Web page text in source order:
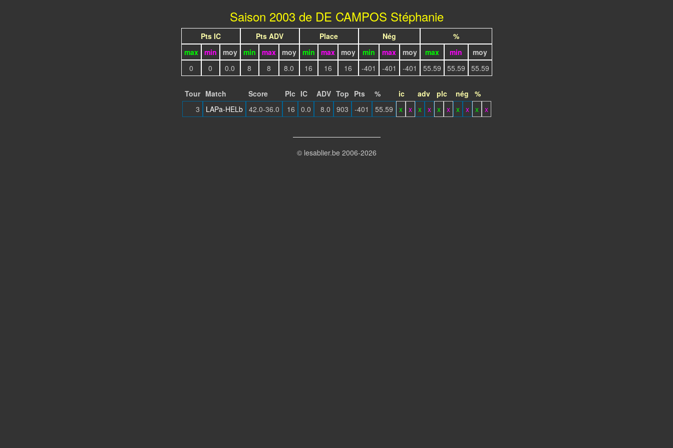
Saison 2003 de DE CAMPOS Stéphanie
Pts IC Pts ADV Place Nég
%
max
min moy min max moy min max moy min max moy max min
moy
0
0 0.0 8 8 8.0 16 16 16 -401 -401 -401 55.59 55.59 55.59
Tour Match Score Plc IC ADV Top Pts % ic adv plc nég
%
3
LAPa-HELb 42.0-36.0 16 0.0 8.0 903 -401 55.59 x x x x x x x x x x
© lesablier.be 2006-2026